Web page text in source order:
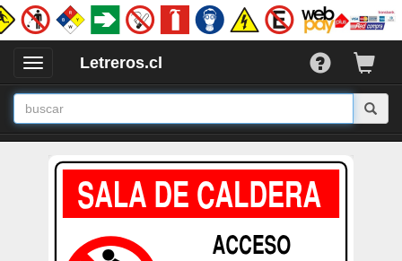
Desplegar
Ocultar
Menu
Letreros.cl